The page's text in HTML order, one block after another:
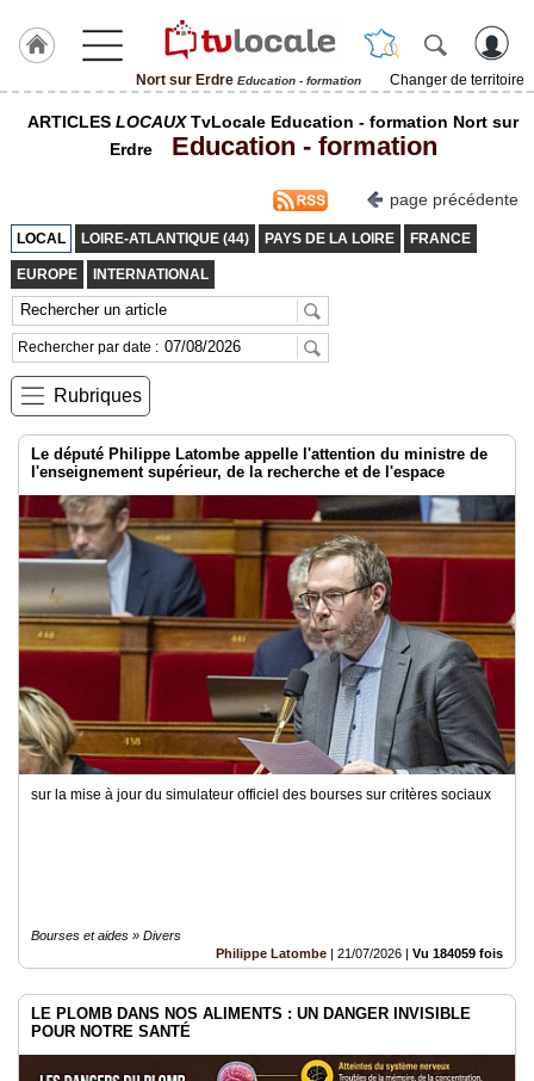
Nort sur Erdre Education - formation
Changer de territoire
J'adhère
sur
Erdre
TvLocale
France
Accueil
RUBRIQUES
Agenda
Gazette
Vidéos
Médias
du
groupe
Blogs
Prémium
Inscription
annuaire
ARTICLES LOCAUXTvLocale Education - formation Nort sur
Erdre
Education - formation
page précédente
LOCAL LOIRE-ATLANTIQUE (44) PAYS DE LA LOIRE FRANCE
EUROPE INTERNATIONAL
Rechercher par date :
Rubriques
Le député Philippe Latombe appelle l'attention du ministre de
l'enseignement supérieur, de la recherche et de l'espace
sur la mise à jour du simulateur officiel des bourses sur critères sociaux
Bourses et aides » Divers
Philippe Latombe | 21/07/2026 | Vu 184059 fois
LE PLOMB DANS NOS ALIMENTS : UN DANGER INVISIBLE
POUR NOTRE SANTÉ